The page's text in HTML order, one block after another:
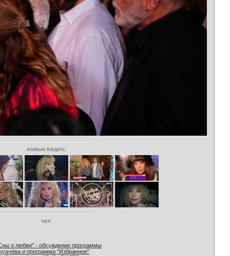
новые видео:
чат:
о любви" - обсуждение программы
и программа "Избранное"